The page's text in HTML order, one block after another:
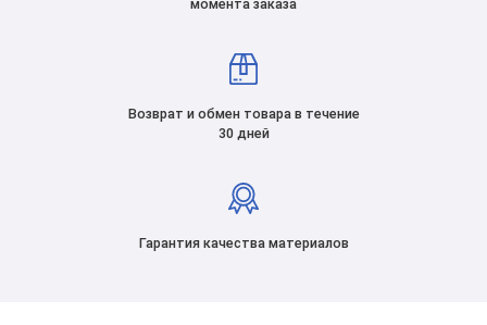
момента заказа
Возврат и обмен товара в течение
30 дней
Гарантия качества материалов